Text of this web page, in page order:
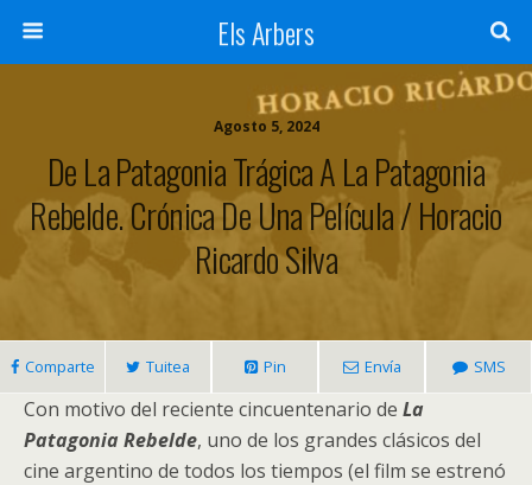
Els Arbers
Agosto 5, 2024
De La Patagonia Trágica A La Patagonia
Rebelde. Crónica De Una Película / Horacio
Ricardo Silva
Comparte Tuitea Pin Envía SMS
Con motivo del reciente cincuentenario de La
Patagonia Rebelde, uno de los grandes clásicos del
cine argentino de todos los tiempos (el film se estrenó